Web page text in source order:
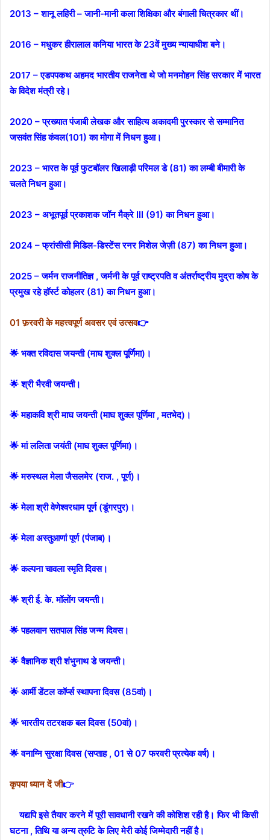
2013 – शानू लहिरी – जानी-मानी कला शिक्षिका और बंगाली चित्रकार थीं।
2016 – मधुकर हीरालाल कनिया भारत के 23वें मुख्य न्यायाधीश बने।
2017 – एडपपकथ अहमद भारतीय राजनेता थे जो मनमोहन सिंह सरकार में भारत
के विदेश मंत्री रहे।
2020 – प्रख्यात पंजाबी लेखक और साहित्य अकादमी पुरस्कार से सम्मानित
जसवंत सिंह कंवल(101) का मोगा में निधन हुआ।
2023 – भारत के पूर्व फुटबॉलर खिलाड़ी परिमल डे (81) का लम्बी बीमारी के
चलते निधन हुआ।
2023 – अभूतपूर्व प्रकाशक जॉन मैक्रे III (91) का निधन हुआ।
2024 – फ्रांसीसी मिडिल-डिस्टेंस रनर मिशेल जेज़ी (87) का निधन हुआ।
2025 – जर्मन राजनीतिज्ञ , जर्मनी के पूर्व राष्ट्रपति व अंतर्राष्ट्रीय मुद्रा कोष के
प्रमुख रहे हॉर्स्ट कोहलर (81) का निधन हुआ।
01 फ़रवरी के महत्त्वपूर्ण अवसर एवं उत्सव👉
🌟 भक्त रविदास जयन्ती (माघ शुक्ल पूर्णिमा)।
🌟 श्री भैरवी जयन्ती।
🌟 महाकवि श्री माघ जयन्ती (माघ शुक्ल पूर्णिमा , मतभेद)।
🌟 मां ललिता जयंती (माघ शुक्ल पूर्णिमा)।
🌟 मरुस्थल मेला जैसलमेर (राज. , पूर्ण)।
🌟 मेला श्री वेणेश्वरधाम पूर्ण (डूंगरपुर)।
🌟 मेला अस्तुआणां पूर्ण (पंजाब)।
🌟 कल्पना चावला स्मृति दिवस।
🌟 श्री ई. के. मॉलोंग जयन्ती।
🌟 पहलवान सतपाल सिंह जन्म दिवस।
🌟 वैज्ञानिक श्री शंभुनाथ डे जयन्ती।
🌟 आर्मी डेंटल कॉर्प्स स्थापना दिवस (85वां)।
🌟 भारतीय तटरक्षक बल दिवस (50वां)।
🌟 वनाग्नि सुरक्षा दिवस (सप्ताह , 01 से 07 फरवरी प्रत्येक वर्ष)।
कृपया ध्यान दें जी👉
यद्यपि इसे तैयार करने में पूरी सावधानी रखने की कोशिश रही है। फिर भी किसी
घटना , तिथि या अन्य त्रुटि के लिए मेरी कोई जिम्मेदारी नहीं है।